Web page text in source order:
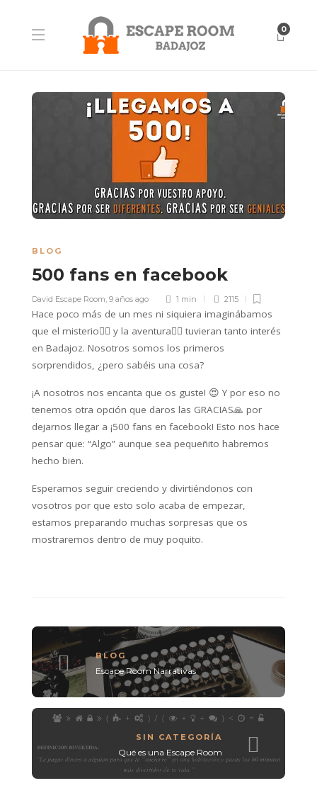
0
BLOG
500 fans en facebook
David Escape Room, 9 años ago 1 min 2115
Hace poco más de un mes ni siquiera imaginábamos
que el misterio🕵️‍♂️ y la aventura🏃‍♀️ tuvieran tanto interés
en Badajoz. Nosotros somos los primeros
sorprendidos, ¿pero sabéis una cosa?
¡A nosotros nos encanta que os guste! 😍 Y por eso no
tenemos otra opción que daros las GRACIAS🙏 por
dejarnos llegar a ¡500 fans en facebook! Esto nos hace
pensar que: “Algo” aunque sea pequeñito habremos
hecho bien.
Esperamos seguir creciendo y divirtiéndonos con
vosotros por que esto solo acaba de empezar,
estamos preparando muchas sorpresas que os
mostraremos dentro de muy poquito.
BLOG
Escape Room Narrativas
SIN CATEGORÍA
Qué es una Escape Room